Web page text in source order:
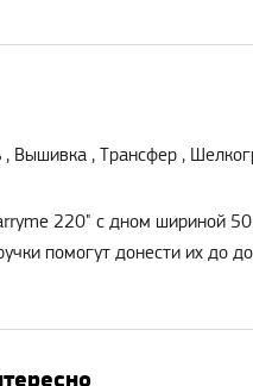
, Вышивка , Трансфер ,
220" c дном шириной
помогут донести их до